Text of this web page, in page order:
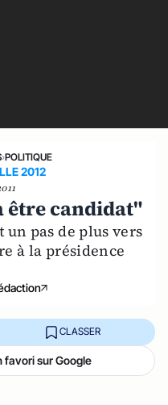
›POLITIQUE
2012
être candidat"
pas de plus vers
à la présidence
CLASSER
sur Google